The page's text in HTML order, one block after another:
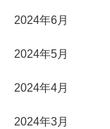
2024年6月
2024年5月
2024年4月
2024年3月